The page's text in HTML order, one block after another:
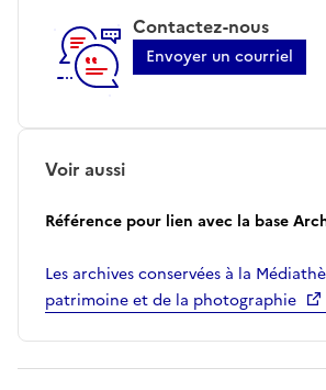
Contactez-nous
Envoyer un courriel
Voir aussi
Référence pour lien avec la base
Les archives conservées à la
patrimoine et de la photographie